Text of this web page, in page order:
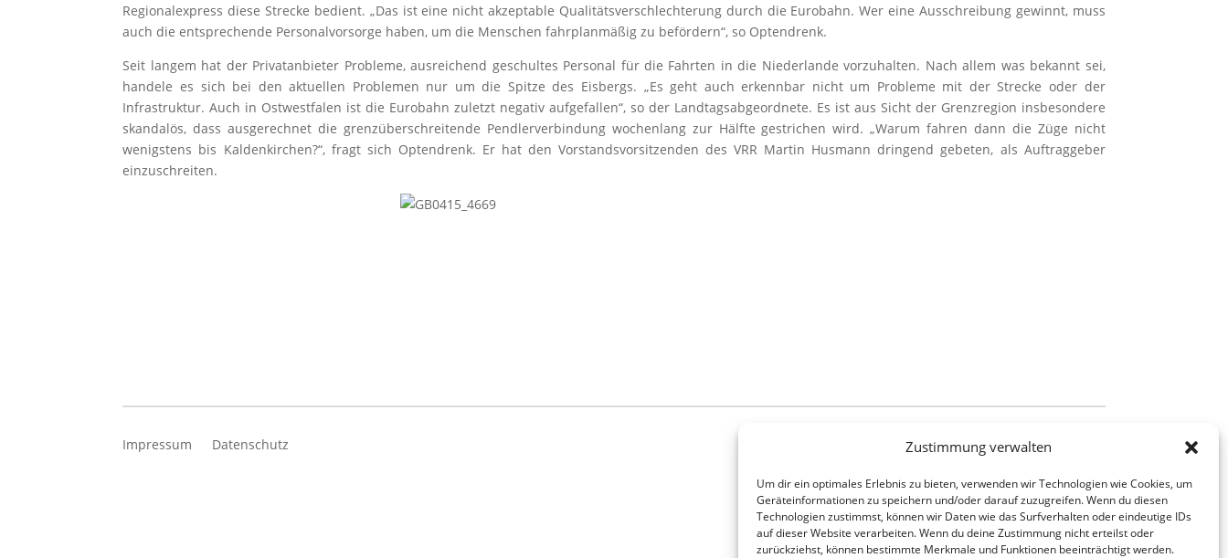
Zustimmung verwalten
Um dir ein optimales Erlebnis zu bieten, verwenden wir Technologien wie Cookies, um
Geräteinformationen zu speichern und/oder darauf zuzugreifen. Wenn du diesen
Technologien zustimmst, können wir Daten wie das Surfverhalten oder eindeutige IDs
auf dieser Website verarbeiten. Wenn du deine Zustimmung nicht erteilst oder
zurückziehst, können bestimmte Merkmale und Funktionen beeinträchtigt werden.
Regionalexpress diese Strecke bedient. „Das ist eine nicht akzeptable Qualitätsverschlechterung durch die Eurobahn. Wer eine Ausschreibung gewinnt, muss
auch die entsprechende Personalvorsorge haben, um die Menschen fahrplanmäßig zu befördern“, so Optendrenk.
Seit langem hat der Privatanbieter Probleme, ausreichend geschultes Personal für die Fahrten in die Niederlande vorzuhalten. Nach allem was bekannt sei,
handele es sich bei den aktuellen Problemen nur um die Spitze des Eisbergs. „Es geht auch erkennbar nicht um Probleme mit der Strecke oder der
Infrastruktur. Auch in Ostwestfalen ist die Eurobahn zuletzt negativ aufgefallen“, so der Landtagsabgeordnete. Es ist aus Sicht der Grenzregion insbesondere
skandalös, dass ausgerechnet die grenzüberschreitende Pendlerverbindung wochenlang zur Hälfte gestrichen wird. „Warum fahren dann die Züge nicht
wenigstens bis Kaldenkirchen?“, fragt sich Optendrenk. Er hat den Vorstandsvorsitzenden des VRR Martin Husmann dringend gebeten, als Auftraggeber
einzuschreiten.
Impressum Datenschutz